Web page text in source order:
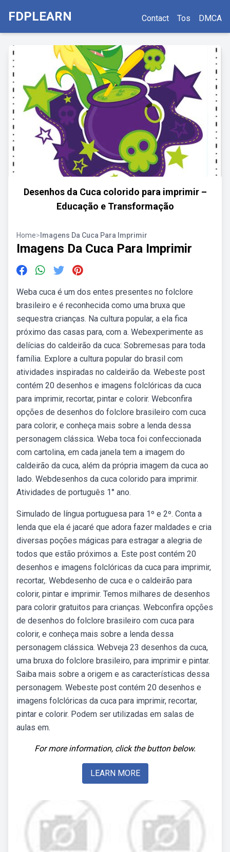
FDPLEARN Contact Tos DMCA
Desenhos da Cuca colorido para imprimir –
Educação e Transformação
Home> Imagens Da Cuca Para Imprimir
Imagens Da Cuca Para Imprimir
Weba cuca é um dos entes presentes no folclore
brasileiro e é reconhecida como uma bruxa que
sequestra crianças. Na cultura popular, a ela fica
próximo das casas para, com a. Webexperimente as
delícias do caldeirão da cuca: Sobremesas para toda
família. Explore a cultura popular do brasil com
atividades inspiradas no caldeirão da. Webeste post
contém 20 desenhos e imagens folclóricas da cuca
para imprimir, recortar, pintar e colorir. Webconfira
opções de desenhos do folclore brasileiro com cuca
para colorir, e conheça mais sobre a lenda dessa
personagem clássica. Weba toca foi confeccionada
com cartolina, em cada janela tem a imagem do
caldeirão da cuca, além da própria imagem da cuca ao
lado. Webdesenhos da cuca colorido para imprimir.
Atividades de português 1° ano.
Simulado de língua portuguesa para 1º e 2º. Conta a
lenda que ela é jacaré que adora fazer maldades e cria
diversas poções mágicas para estragar a alegria de
todos que estão próximos a. Este post contém 20
desenhos e imagens folclóricas da cuca para imprimir,
recortar,. Webdesenho de cuca e o caldeirão para
colorir, pintar e imprimir. Temos milhares de desenhos
para colorir gratuitos para crianças. Webconfira opções
de desenhos do folclore brasileiro com cuca para
colorir, e conheça mais sobre a lenda dessa
personagem clássica. Webveja 23 desenhos da cuca,
uma bruxa do folclore brasileiro, para imprimir e pintar.
Saiba mais sobre a origem e as características dessa
personagem. Webeste post contém 20 desenhos e
imagens folclóricas da cuca para imprimir, recortar,
pintar e colorir. Podem ser utilizadas em salas de
aulas em.
For more information, click the button below.
LEARN MORE